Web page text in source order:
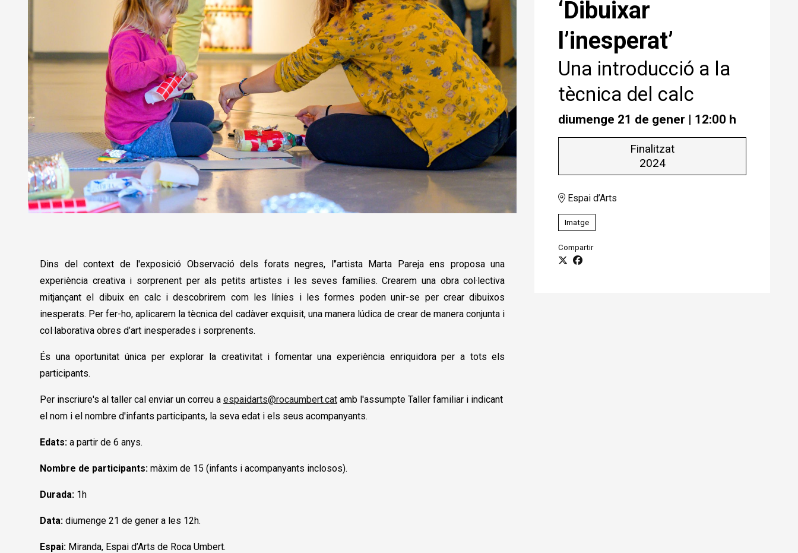
‘Dibuixar
l’inesperat’
Una introducció a la
tècnica del calc
diumenge 21 de gener | 12:00 h
Finalitzat
2024
Espai d’Arts
Imatge
Compartir
Dins del context de l'exposició Observació dels forats negres, l'’artista Marta Pareja ens proposa una
experiència creativa i sorprenent per als petits artistes i les seves famílies. Crearem una obra col·lectiva
mitjançant el dibuix en calc i descobrirem com les línies i les formes poden unir-se per crear dibuixos
inesperats. Per fer-ho, aplicarem la tècnica del cadàver exquisit, una manera lúdica de crear de manera conjunta i
col·laborativa obres d’art inesperades i sorprenents.
És una oportunitat única per explorar la creativitat i fomentar una experiència enriquidora per a tots els
participants.
Per inscriure's al taller cal enviar un correu aespaidarts@rocaumbert.cat amb l'assumpte Taller familiar i indicant
el nom i el nombre d'infants participants, la seva edat i els seus acompanyants.
Edats: a partir de 6 anys.
Nombre de participants: màxim de 15 (infants i acompanyants inclosos).
Durada: 1h
Data:diumenge 21 de gener a les 12h.
Espai: Miranda, Espai d’Arts de Roca Umbert.